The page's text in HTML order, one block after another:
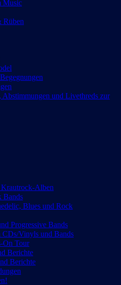
Music
und Livethreds zur
Alben
Bands
Blues und Rock
Progressive Bands
Vinyls und Bands
On Tour
Berichte
Berichte